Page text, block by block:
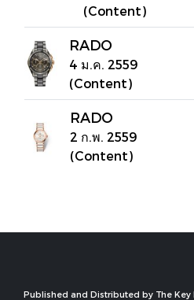
(Content)
RADO
4 ม.ค. 2559
(Content)
RADO
2 ก.พ. 2559
(Content)
Published and Distributed by The Key